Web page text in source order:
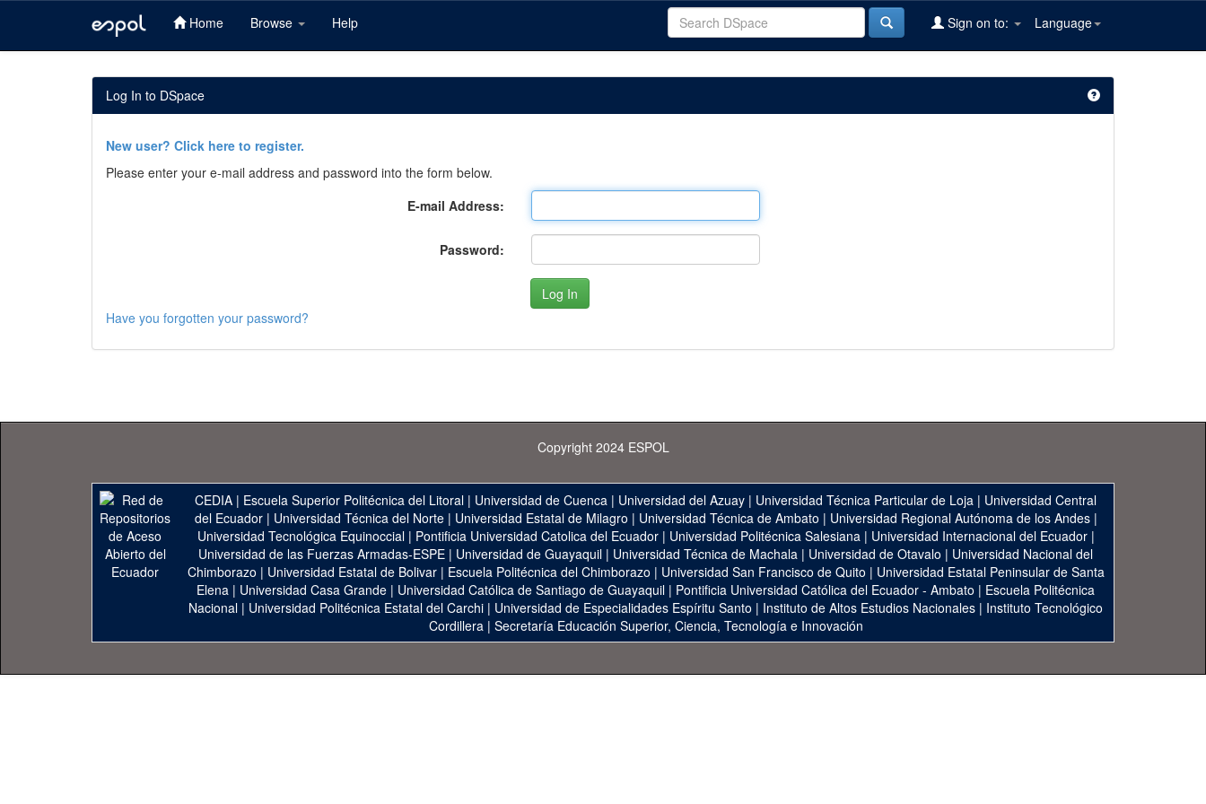
Home Browse Help Language
Sign on to:
Log In to DSpace
New user? Click here to register.
Please enter your e-mail address and password into the form below.
E-mail Address:
Password:
Have you forgotten your password?
Copyright 2024 ESPOL
CEDIA | Escuela Superior Politécnica del Litoral | Universidad de Cuenca | Universidad del Azuay | Universidad Técnica Particular de Loja | Universidad Central
del Ecuador| Universidad Técnica del Norte| Universidad Estatal de Milagro | Universidad Técnica de Ambato | Universidad Regional Autónoma de los Andes|
Universidad Tecnológica Equinoccial| Pontificia Universidad Catolica del Ecuador| Universidad Politécnica Salesiana| Universidad Internacional del Ecuador|
Universidad de las Fuerzas Armadas-ESPE | Universidad de Guayaquil | Universidad Técnica de Machala | Universidad de Otavalo | Universidad Nacional del
Chimborazo | Universidad Estatal de Bolivar| Escuela Politécnica del Chimborazo | Universidad San Francisco de Quito | Universidad Estatal Peninsular de Santa
Elena | Universidad Casa Grande | Universidad Católica de Santiago de Guayaquil | Pontificia Universidad Católica del Ecuador - Ambato | Escuela Politécnica
Nacional | Universidad Politécnica Estatal del Carchi | Universidad de Especialidades Espíritu Santo | Instituto de Altos Estudios Nacionales | Instituto Tecnológico
Cordillera| Secretaría Educación Superior, Ciencia, Tecnología e Innovación